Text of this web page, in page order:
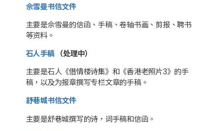
佘雪曼书信文件
主要是佘雪曼的信函、手稿、卷轴书画、剪报、聘书
等资料。
石人手稿 （处理中）
主要是石人《借情楼诗集》和《香港老照片3》的手
稿，以及为报章撰写专栏文章的手稿。
舒巷城书信文件
主要是舒巷城撰写的诗，词手稿和信函。